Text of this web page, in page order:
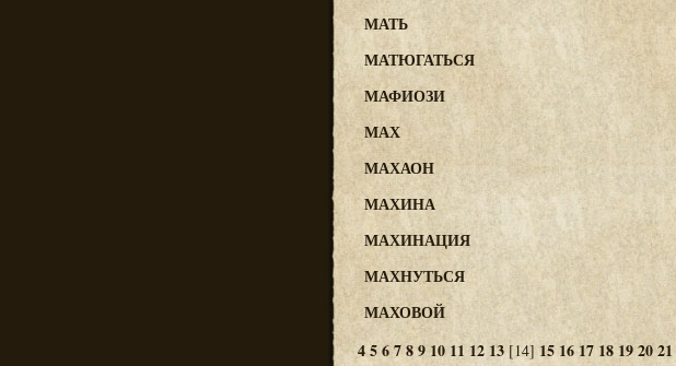
МАТЬ
МАТЮГАТЬСЯ
МАФИОЗИ
МАХ
МАХАОН
МАХИНА
МАХИНАЦИЯ
МАХНУТЬСЯ
МАХОВОЙ
456789 10 11 12 13[14] 151617 18192021